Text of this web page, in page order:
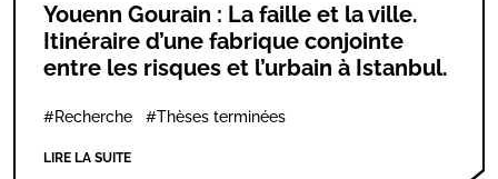
Youenn Gourain : La faille et la ville.
Itinéraire d’une fabrique conjointe
entre les risques et l’urbain à Istanbul.
#Recherche #Thèses terminées
LIRE LA SUITE